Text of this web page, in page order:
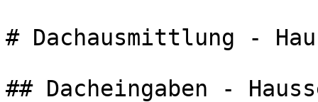
# Dachausmittlung -
## Dacheingaben -